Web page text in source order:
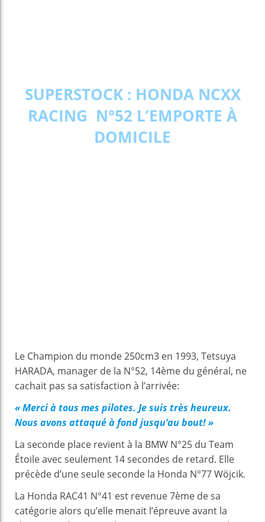
SUPERSTOCK : HONDA NCXX
RACING N°52 L’EMPORTE À
DOMICILE
Le Champion du monde 250cm3 en 1993, Tetsuya
HARADA, manager de la N°52, 14ème du général, ne
cachait pas sa satisfaction à l’arrivée:
« Merci à tous mes pilotes. Je suis très heureux.
Nous avons attaqué à fond jusqu’au bout! »
La seconde place revient à la BMW N°25 du Team
Étoile avec seulement 14 secondes de retard. Elle
précède d’une seule seconde la Honda N°77 Wöjcik.
La Honda RAC41 N°41 est revenue 7ème de sa
catégorie alors qu’elle menait l’épreuve avant la